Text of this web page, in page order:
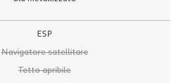
ESP
Navigatore satellitare
Tetto apribile